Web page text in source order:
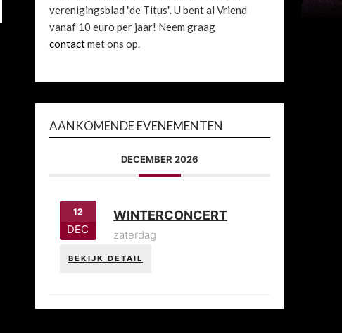
verenigingsblad "de Titus". U bent al Vriend
vanaf 10 euro per jaar! Neem graag
contactmet ons op.
AANKOMENDE EVENEMENTEN
DECEMBER 2026
12
DEC
WINTERCONCERT
zaterdag
BEKIJK DETAIL